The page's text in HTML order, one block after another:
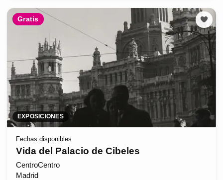
Gratis
EXPOSICIONES
Fechas disponibles
Vida del Palacio de Cibeles
CentroCentro
Madrid